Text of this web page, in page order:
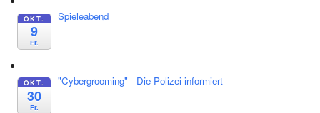
OKT.
9
Fr.
Spieleabend
OKT.
30
Fr.
"Cybergrooming" - Die Polizei informiert